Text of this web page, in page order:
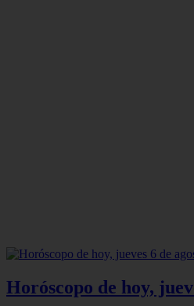
Horóscopo de hoy,